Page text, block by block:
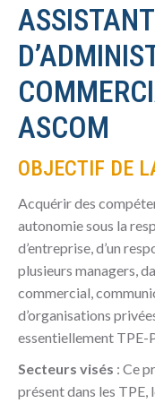
ASCOM
OBJECTIF DE
Acquérir des
autonomie sous la
d’entreprise, d’un
plusieurs managers,
commercial,
d’organisations
essentiellement TPE-
Secteurs visés : Ce
présent dans les